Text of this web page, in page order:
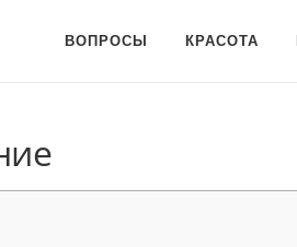
ВОПРОСЫ КРАСОТА